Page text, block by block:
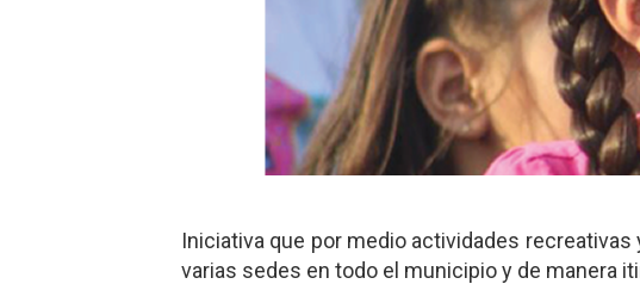
Iniciativa que por medio actividades
varias sedes en todo el municipio y de manera